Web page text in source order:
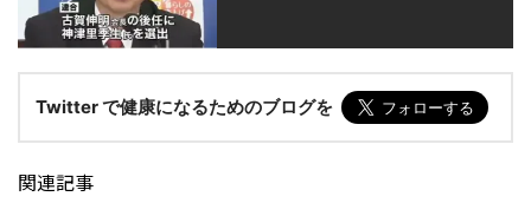
Twitter で健康になるためのブログを
関連記事